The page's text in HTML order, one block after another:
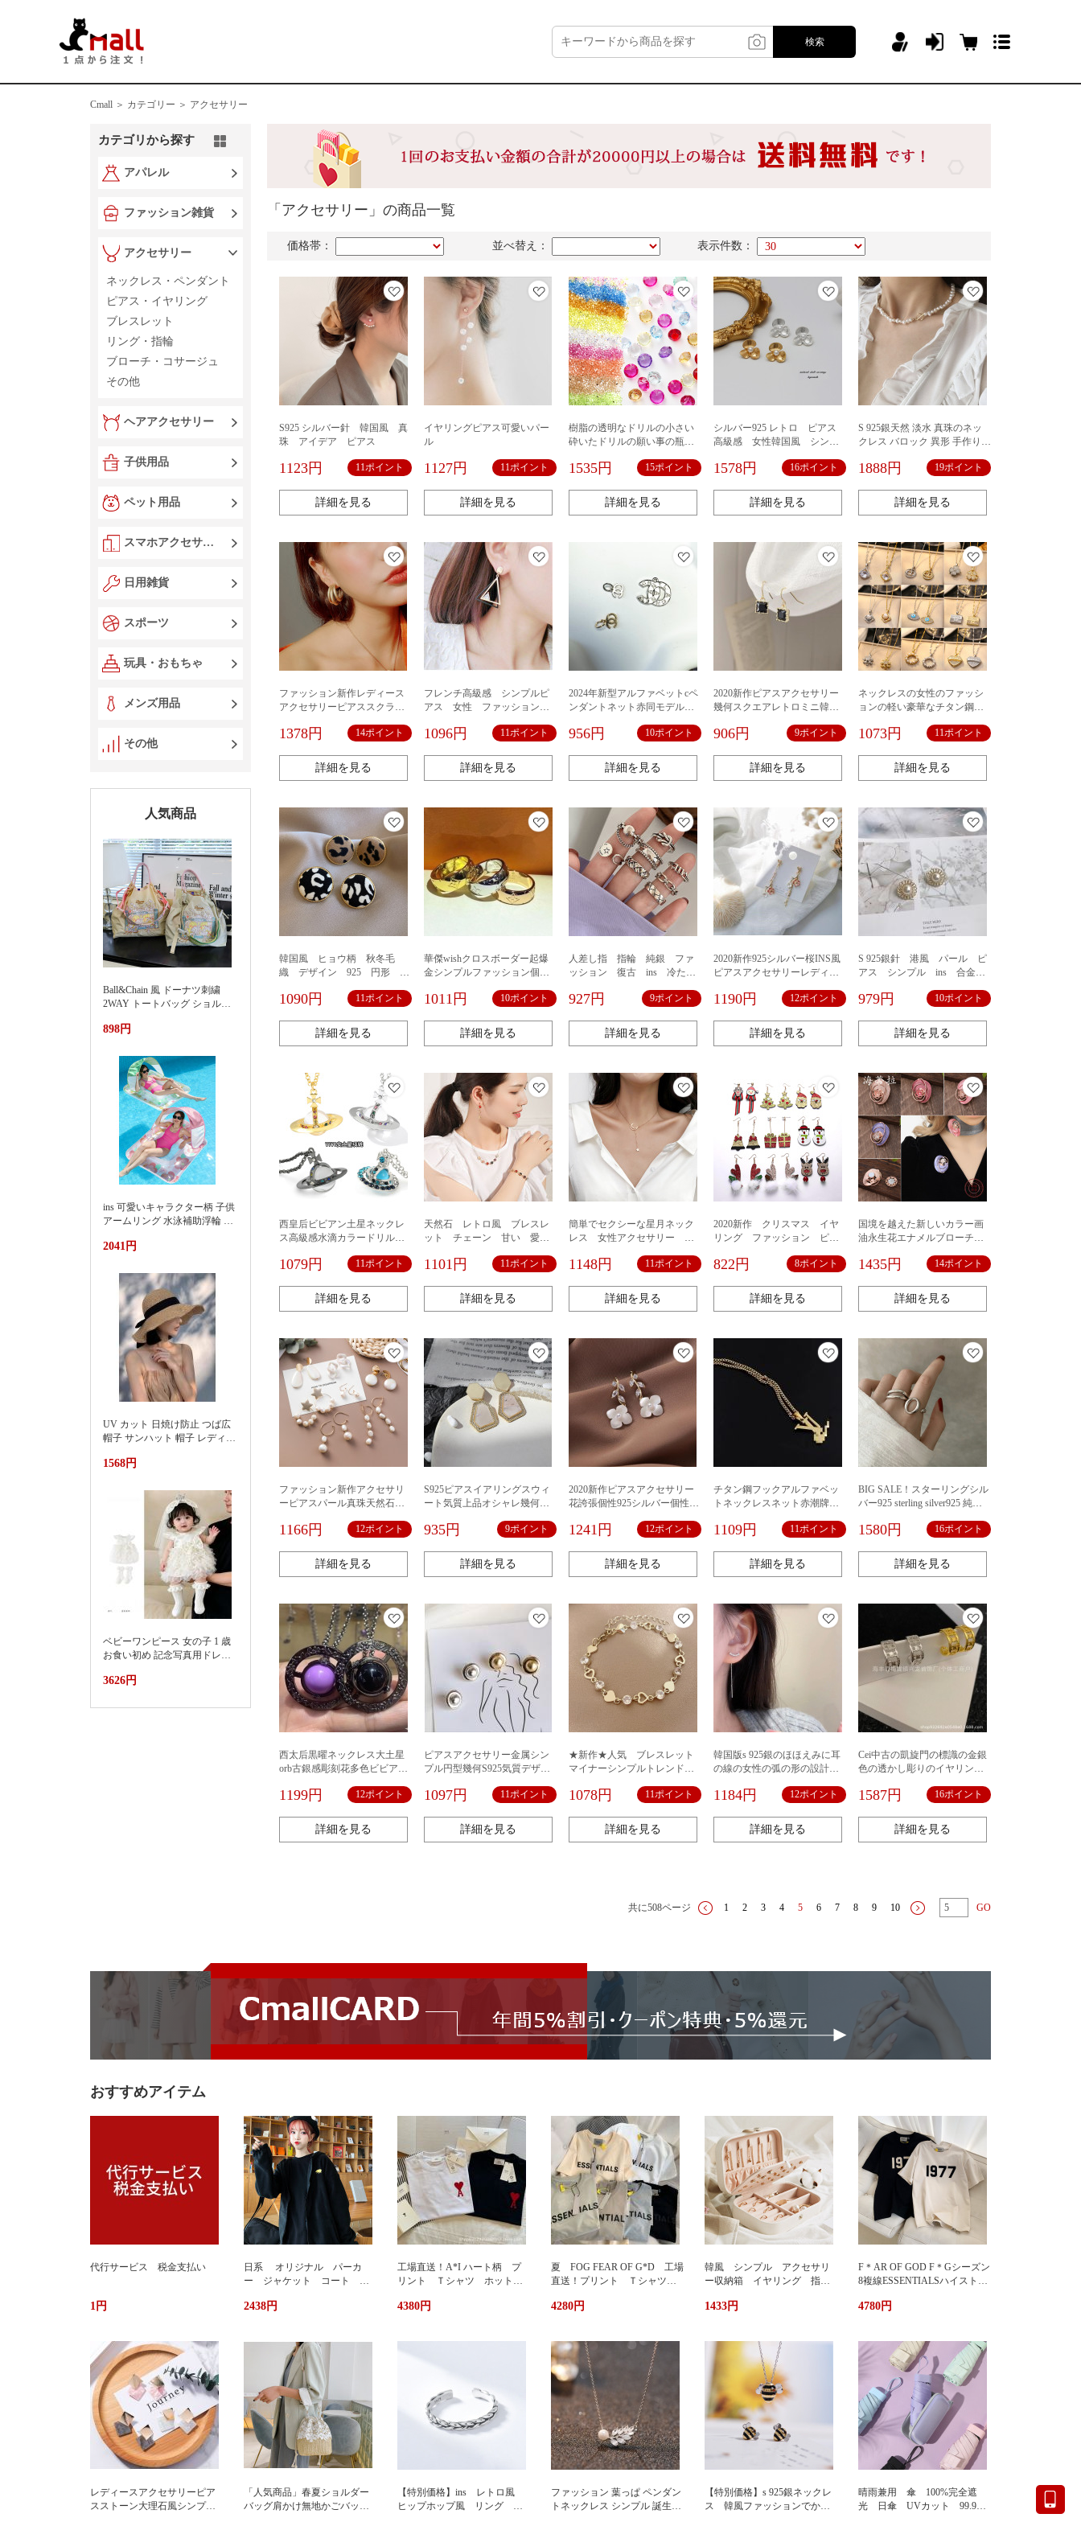
検索
Cmall ＞ カテゴリー ＞ アクセサリー
カテゴリから探す
アパレル
ファッション雑貨
アクセサリー
ネックレス・ペンダント
ピアス・イヤリング
ブレスレット
リング・指輪
ブローチ・コサージュ
その他
ヘアアクセサリー
子供用品
ペット用品
スマホアクセサリー
日用雑貨
スポーツ
玩具・おもちゃ
メンズ用品
その他
人気商品
Ball&Chain 風 ドーナツ刺繍
2WAY トートバッグ ショルダ
ッグ 大容量通勤カバン夏季新
搭通勤小众大容量单肩购物袋
898円
ins 可愛いキャラクター柄 子供
アームリング 水泳補助浮輪 プ
池遮阳蓬浮床充气浮排男女水
2041円
UV カット 日焼け防止 つば広
帽子 サンハット 帽子 レディー
好看防晒显脸小沙滩海边防紫
1568円
ベビーワンピース 女の子 1 歳
お食い初め 記念写真用ドレス
周礼服裙子婴儿夏装连衣裙蛋
3626円
「アクセサリー」の商品一覧
価格帯： 並べ替え： 表示件数：
S925 シルバー針 韓国風 真
珠 アイデア ピアス
1123円 11ポイント
詳細を見る
イヤリングピアス可愛いパー
ル
1127円 11ポイント
詳細を見る
樹脂の透明なドリルの小さい
砕いたドリルの願い事の瓶の
ドリルのDIYの先端のドリル
ルは斤のロットによって決ま
ります。
1535円 15ポイント
詳細を見る
シルバー925 レトロ ピアス
高級感 女性韓国風 シンプ
ファッション イヤリング
1578円 16ポイント
詳細を見る
S 925銀天然 淡水 真珠のネッ
クレス バロック 異形 手作り
気アクセサリー レディースフ
necklace ギフト プレゼント
1888円 19ポイント
詳細を見る
ファッション新作レディース
アクセサリーピアススクラブ
1378円 14ポイント
詳細を見る
フレンチ高級感 シンプルピ
アス 女性 ファッションピ
サリー
1096円 11ポイント
詳細を見る
2024年新型アルファベットcペ
ンダントネット赤同モデルフ
トペンダント服装部品
956円 10ポイント
詳細を見る
2020新作ピアスアクセサリー
幾何スクエアレトロミニ韓国
906円 9ポイント
詳細を見る
ネックレスの女性のファッシ
ョンの軽い豪華なチタン鋼は
ン真珠のペンダントの小さな
1073円 11ポイント
詳細を見る
韓国風 ヒョウ柄 秋冬毛
織 デザイン 925 円形 幾
ンプル ファッション
1090円 11ポイント
詳細を見る
華傑wishクロスボーダー起爆
金シンプルファッション個性
1011円 10ポイント
詳細を見る
人差し指 指輪 純銀 ファ
ッション 復古 ins 冷たい
フォーマル 中指 人差し指 指輪
927円 9ポイント
詳細を見る
2020新作925シルバー桜INS風
ピアスアクセサリーレディー
1190円 12ポイント
詳細を見る
S 925銀針 港風 パール ピ
アス シンプル ins 合金
質 プレゼント 金属アレルギー
ー プレゼント ギフト
979円 10ポイント
詳細を見る
西皇后ビビアン土星ネックレ
ス高級感水滴カラードリルイ
ファッションジュエリー
1079円 11ポイント
詳細を見る
天然石 レトロ風 ブレスレ
ット チェーン 甘い 愛ら
ュ ブレスレットジュエリー
デザイン 七色
1101円 11ポイント
詳細を見る
簡単でセクシーな星月ネック
レス 女性アクセサリー チ
1148円 11ポイント
詳細を見る
2020新作 クリスマス イヤ
リング ファッション ピア
822円 8ポイント
詳細を見る
国境を越えた新しいカラー画
油永生花エナメルブローチ祭
1435円 14ポイント
詳細を見る
ファッション新作アクセサリ
ーピアスパール真珠天然石個
1166円 12ポイント
詳細を見る
S925ピアスイアリングスウィ
ート気質上品オシャレ幾何フ
935円 9ポイント
詳細を見る
2020新作ピアスアクセサリー
花誇張個性925シルバー個性韓
1241円 12ポイント
詳細を見る
チタン鋼フックアルファベッ
トネックレスネット赤潮牌フ
ールデザインins風男女ネック
1109円 11ポイント
詳細を見る
BIG SALE！スターリングシル
バー925 sterling silver925 純銀
ル アクセサリー リング 指輪
グ シルバーアクセサリー レイ
ヤード 重ね付け
1580円 16ポイント
詳細を見る
西太后黒曜ネックレス大土星
orb古銀感彫刻花多色ビビアン
1199円 12ポイント
詳細を見る
ピアスアクセサリー金属シン
プル円型幾何S925気質デザイ
1097円 11ポイント
詳細を見る
★新作★人気 ブレスレット
マイナーシンプルトレンドハ
ネットレッドinsライト贅沢ジ
センス個性的なブレスレット
1078円 11ポイント
詳細を見る
韓国版s 925銀のほほえみに耳
の線の女性の弧の形の設計の
ングの冷たい風の気質の耳飾
1184円 12ポイント
詳細を見る
Cei中古の凱旋門の標識の金銀
色の透かし彫りのイヤリング
大衆の設計の耳は耳の輪を掛
1587円 16ポイント
詳細を見る
1 2 3 4 5 6 7 8 9 10
共に508ページ GO
おすすめアイテム
代行サービス 税金支払い
1円
日系 オリジナル パーカ
ー ジャケット コート 暖
ス ユニセックス 男女兼用
2438円
工場直送！A*I ハート柄 プ
リント Ｔシャツ ホットプ
ニセックス おしゃれ スト
4380円
夏 FOG FEAR OF G*D 工場
直送！プリント Ｔシャツ
兼用 ユニセックス おしゃ
4280円
韓風 シンプル アクセサリ
ー収納箱 イヤリング 指
ックス ジュエリーケース ジ
い 小物入れ イアリン
グ ピアス 首飾り アクセ
サリー ケース
1433円
F＊AR OF GOD F＊Gシーズン
8複線ESSENTIALSハイストリ
ツカップル半袖
4780円
レディースアクセサリーピア
スストーン大理石風シンプル
「人気商品」春夏ショルダー
バッグ肩かけ無地かごバッグ
【特別価格】ins レトロ風
ヒップホップ風 リング シ
ファッション 葉っぱ ペンダン
トネックレス シンプル 誕生日
【特別価格】s 925銀ネックレ
ス 韓風ファッションでかわ
晴雨兼用 傘 100%完全遮
光 日傘 UVカット 99.9%